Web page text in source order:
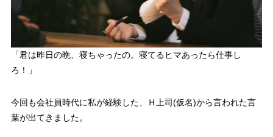
「君は昨日の晩、寝ちゃったの。寝てるヒマあったら仕事し
ろ！」
今回も会社員時代に私が経験した、Ｈ上司(仮名)から言われた言
葉が出てきました。